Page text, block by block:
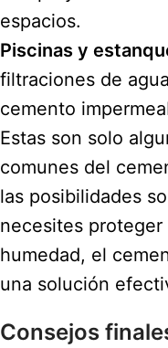
espacios.
Piscinas y
filtraciones de
cemento
Estas son solo
comunes del
las posibilidades
necesites
humedad, el
una solución
Consejos